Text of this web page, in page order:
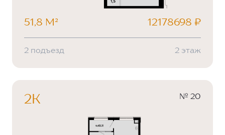
51,8 М² 12178698 ₽
2 подъезд 2 этаж
2К № 20